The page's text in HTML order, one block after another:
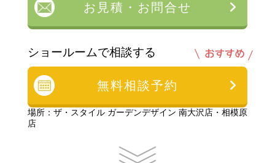
お見積・お問合せ
ショールームで相談する
無料相談予約
場所：ザ・スタイル ガーデンデザイン 南大沢店・相模原
店